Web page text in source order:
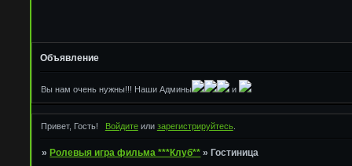
Объявление
Вы нам очень нужны!!! Наши Админы и
Привет, Гость! Войдитеили зарегистрируйтесь.
» Ролевыя игра фильма ***Клуб** » Гостиница